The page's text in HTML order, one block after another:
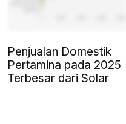
Penjualan Domestik
Pertamina pada 2025
Terbesar dari Solar